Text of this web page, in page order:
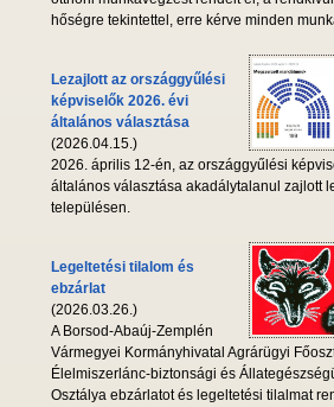
hőségre tekintettel, erre kérve minden
Lezajlott az országgyűlési
képviselők 2026. évi
általános választása
(2026.04.15.)
2026. április 12-én, az országgyűlési
általános választása akadálytalanul zajlott
településen.
Legeltetési tilalom és
ebzárlat
(2026.03.26.)
A Borsod-Abaúj-Zemplén
Vármegyei Kormányhivatal Agrárügyi
Élelmiszerlánc-biztonsági és
Osztálya ebzárlatot és legeltetési tilalmat